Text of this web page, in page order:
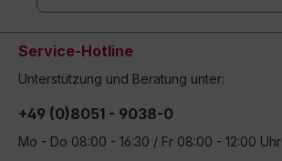
Service-Hotline
Unterstützung und Beratung unter:
+49 (0)8051 - 9038-0
Mo - Do 08:00 - 16:30 / Fr 08:00 - 12:00 Uhr